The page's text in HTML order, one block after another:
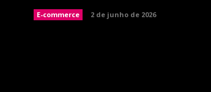
E-commerce 2 de junho de 2026